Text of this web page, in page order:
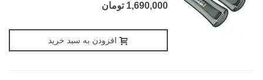
1,690,000 تومان
افزودن به سبد خرید